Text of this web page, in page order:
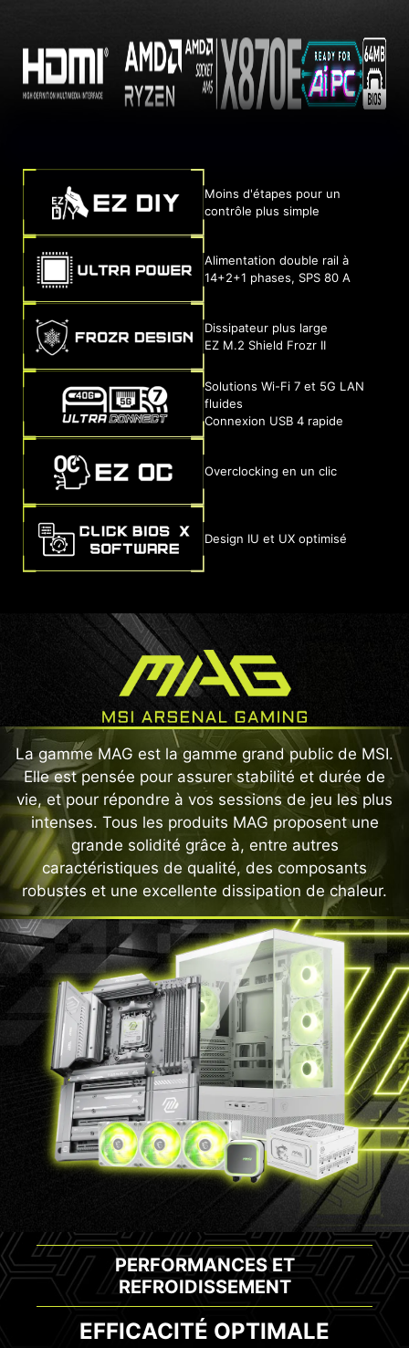
Moins d'étapes pour un
contrôle plus simple
Alimentation double rail à
14+2+1 phases, SPS 80 A
Dissipateur plus large
EZ M.2 Shield Frozr II
Solutions Wi-Fi 7 et 5G LAN
fluides
Connexion USB 4 rapide
Overclocking en un clic
Design IU et UX optimisé
La gamme MAG est la gamme grand public de MSI.
Elle est pensée pour assurer stabilité et durée de
vie, et pour répondre à vos sessions de jeu les plus
intenses. Tous les produits MAG proposent une
grande solidité grâce à, entre autres
caractéristiques de qualité, des composants
robustes et une excellente dissipation de chaleur.
PERFORMANCES ET
REFROIDISSEMENT
EFFICACITÉ OPTIMALE